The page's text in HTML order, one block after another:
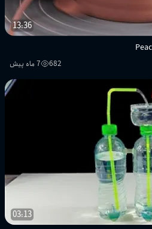
13:36
682 7 ماه پیش
03:13